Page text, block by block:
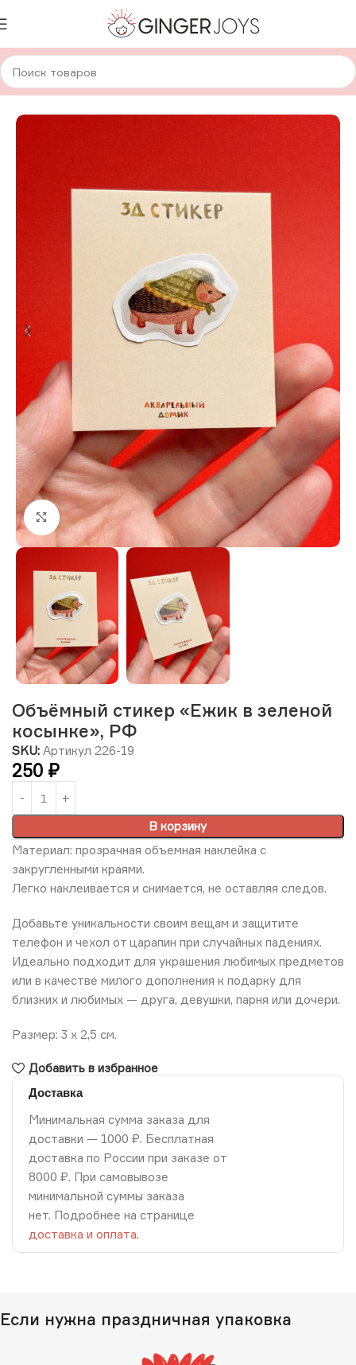
Главная Авторская канцелярия Стикеры Одиночный
Нажмите, чтобы увеличить изображение
Объёмный стикер «Ежик в зеленой
косынке», РФ
SKU: Артикул 226-19
250 ₽
В корзину
Материал: прозрачная объемная наклейка с
закругленными краями.
Легко наклеивается и снимается, не оставляя следов.
Добавьте уникальности своим вещам и защитите
телефон и чехол от царапин при случайных падениях.
Идеально подходит для украшения любимых предметов
или в качестве милого дополнения к подарку для
близких и любимых — друга, девушки, парня или дочери.
Размер: 3 х 2,5 см.
Добавить в избранное
Доставка
Минимальная сумма заказа для
доставки — 1000 ₽. Бесплатная
доставка по России при заказе от
8000 ₽. При самовывозе
минимальной суммы заказа
нет. Подробнее на странице
доставка и оплата.
Если нужна праздничная упаковка